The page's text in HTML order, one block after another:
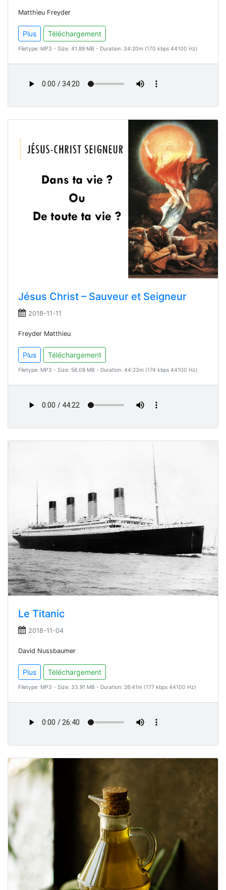
Matthieu Freyder
Plus Téléchargement
Filetype: MP3 - Size: 41.89 MB - Duration: 34:20m (170 kbps 44100 Hz)
Jésus Christ – Sauveur et Seigneur
2018-11-11
Freyder Matthieu
Plus Téléchargement
Filetype: MP3 - Size: 56.08 MB - Duration: 44:23m (174 kbps 44100 Hz)
Le Titanic
2018-11-04
David Nussbaumer
Plus Téléchargement
Filetype: MP3 - Size: 33.91 MB - Duration: 26:41m (177 kbps 44100 Hz)